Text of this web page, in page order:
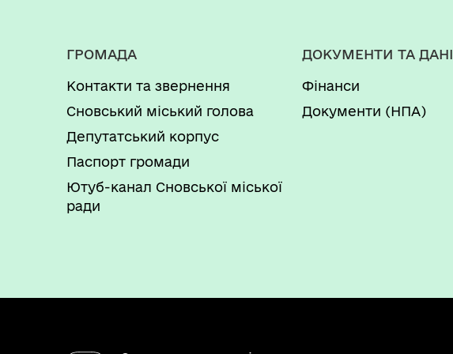
ГРОМАДА
Контакти та звернення
Сновський міський голова
Депутатський корпус
Паспорт громади
Ютуб-канал Сновської міської
ради
ДОКУМЕНТИ ТА ДАНІ
Фінанси
Документи (НПА)